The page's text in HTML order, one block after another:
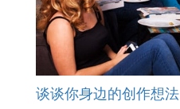
谈谈你身边的创作想法